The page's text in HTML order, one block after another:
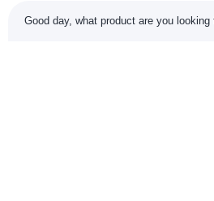
Good day, what product are you looking